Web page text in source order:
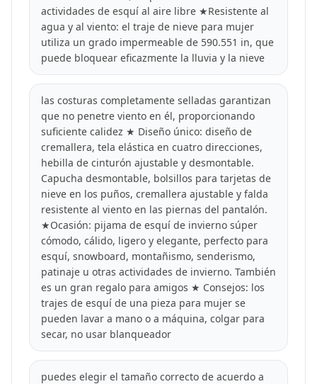
actividades de esquí al aire libre ★Resistente al
agua y al viento: el traje de nieve para mujer
utiliza un grado impermeable de 590.551 in, que
puede bloquear eficazmente la lluvia y la nieve
las costuras completamente selladas garantizan
que no penetre viento en él, proporcionando
suficiente calidez ★ Diseño único: diseño de
cremallera, tela elástica en cuatro direcciones,
hebilla de cinturón ajustable y desmontable.
Capucha desmontable, bolsillos para tarjetas de
nieve en los puños, cremallera ajustable y falda
resistente al viento en las piernas del pantalón.
★Ocasión: pijama de esquí de invierno súper
cómodo, cálido, ligero y elegante, perfecto para
esquí, snowboard, montañismo, senderismo,
patinaje u otras actividades de invierno. También
es un gran regalo para amigos ★ Consejos: los
trajes de esquí de una pieza para mujer se
pueden lavar a mano o a máquina, colgar para
secar, no usar blanqueador
puedes elegir el tamaño correcto de acuerdo a